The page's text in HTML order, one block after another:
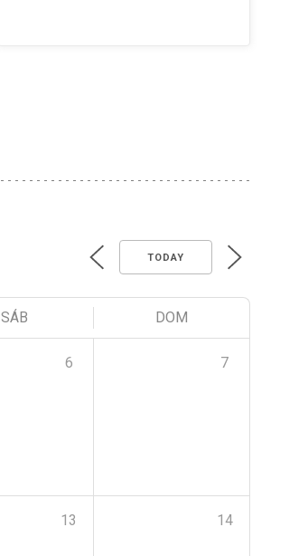
TODAY
SÁB DOM
6 7
13 14